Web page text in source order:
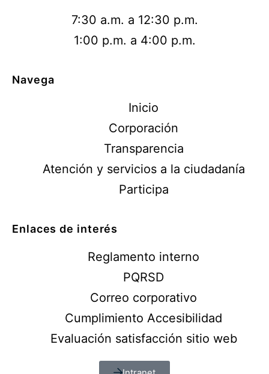
7:30 a.m. a 12:30 p.m.
1:00 p.m. a 4:00 p.m.
Navega
Inicio
Corporación
Transparencia
Atención y servicios a la ciudadanía
Participa
Enlaces de interés
Reglamento interno
PQRSD
Correo corporativo
Cumplimiento Accesibilidad
Evaluación satisfacción sitio web